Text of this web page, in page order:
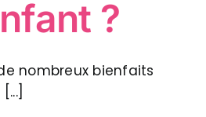
?
nombreux bienfaits